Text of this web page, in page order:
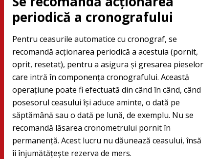
periodică a cronografului
Pentru ceasurile automatice cu cronograf, se
recomandă acționarea periodică a acestuia (pornit,
oprit, resetat), pentru a asigura și gresarea pieselor
care intră în componența cronografului. Această
operațiune poate fi efectuată din când în când, când
posesorul ceasului își aduce aminte, o dată pe
săptămână sau o dată pe lună, de exemplu. Nu se
recomandă lăsarea cronometrului pornit în
permanență. Acest lucru nu dăunează ceasului, însă
îi înjumătățește rezerva de mers.